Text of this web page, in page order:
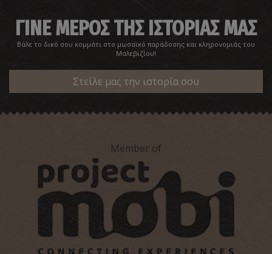
ΓΙΝΕ ΜΕΡΟΣ ΤΗΣ ΙΣΤΟΡΙΑΣ ΜΑΣ
Βάλε το δικό σου κομμάτι στο μωσαϊκό παράδοσης και κληρονομιάς του
Μαλεβιζίου!
Στείλε μας την ιστορία σου
Member of